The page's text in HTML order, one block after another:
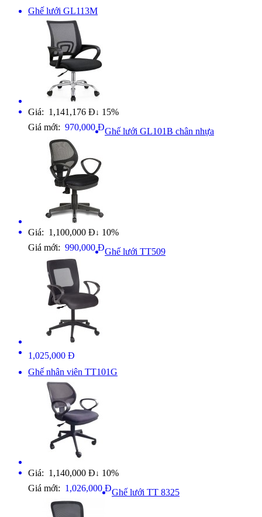
Ghế lưới GL113M
Giá: 1,141,176 Đ ↓ 15%
Giá mới: 970,000 ĐGhế lưới GL101B chân nhựa
Giá: 1,100,000 Đ ↓ 10%
Giá mới: 990,000 ĐGhế lưới TT509
1,025,000 Đ
Ghế nhân viên TT101G
Giá: 1,140,000 Đ ↓ 10%
Giá mới: 1,026,000 ĐGhế lưới TT 8325